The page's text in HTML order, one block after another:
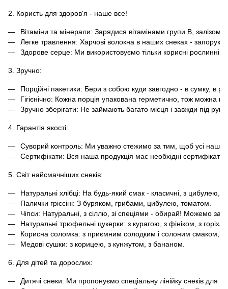
2. Користь для здоров'я - наше все!
Вітаміни та мінерали: Зарядися вітамінами групи B,
Легке травлення: Харчові волокна в наших снеках - запорука
Здорове серце: Ми використовуємо тільки корисні рослинні
3. Зручно:
Порційні пакетики: Бери з собою куди завгодно - в сумку, в
Гігієнічно: Кожна порція упакована герметично, тож можна
Зручно зберігати: Не займають багато місця і завжди під
4. Гарантія якості:
Суворий контроль: Ми уважно стежимо за тим, щоб усі наші
Сертифікати: Вся наша продукція має необхідні
5. Світ найсмачніших снеків:
Натуральні хлібці: На будь-який смак - класичні, з цибулею,
Палички гріссіні: З буряком, грибами, цибулею, томатом.
Чіпси: Натуральні, з сіллю, зі спеціями - обирай! Можемо
Натуральні трюфельні цукерки: з курагою, з фініком, з
Корисна соломка: з приємним солодким і солоним смаком, а
Медові сушки: з корицею, з кунжутом, з бананом.
6. Для дітей та дорослих:
Дитячі снеки: Ми пропонуємо спеціальну лінійку снеків для